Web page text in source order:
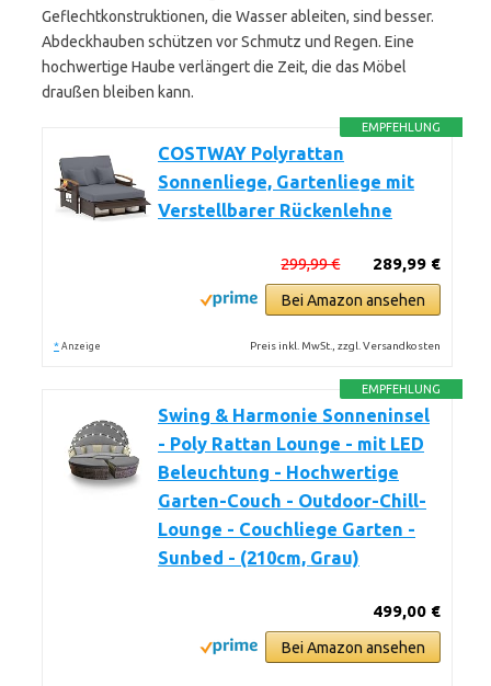
Geflechtkonstruktionen, die Wasser ableiten, sind besser.
Abdeckhauben schützen vor Schmutz und Regen. Eine
hochwertige Haube verlängert die Zeit, die das Möbel
draußen bleiben kann.
EMPFEHLUNG
COSTWAY Polyrattan
Sonnenliege, Gartenliege mit
Verstellbarer Rückenlehne
289,99 €
299,99 €
Bei Amazon ansehen
* Anzeige Preis inkl. MwSt., zzgl. Versandkosten
EMPFEHLUNG
Swing & Harmonie Sonneninsel
- Poly Rattan Lounge - mit LED
Beleuchtung - Hochwertige
Garten-Couch - Outdoor-Chill-
Lounge - Couchliege Garten -
Sunbed - (210cm, Grau)
499,00 €
Bei Amazon ansehen